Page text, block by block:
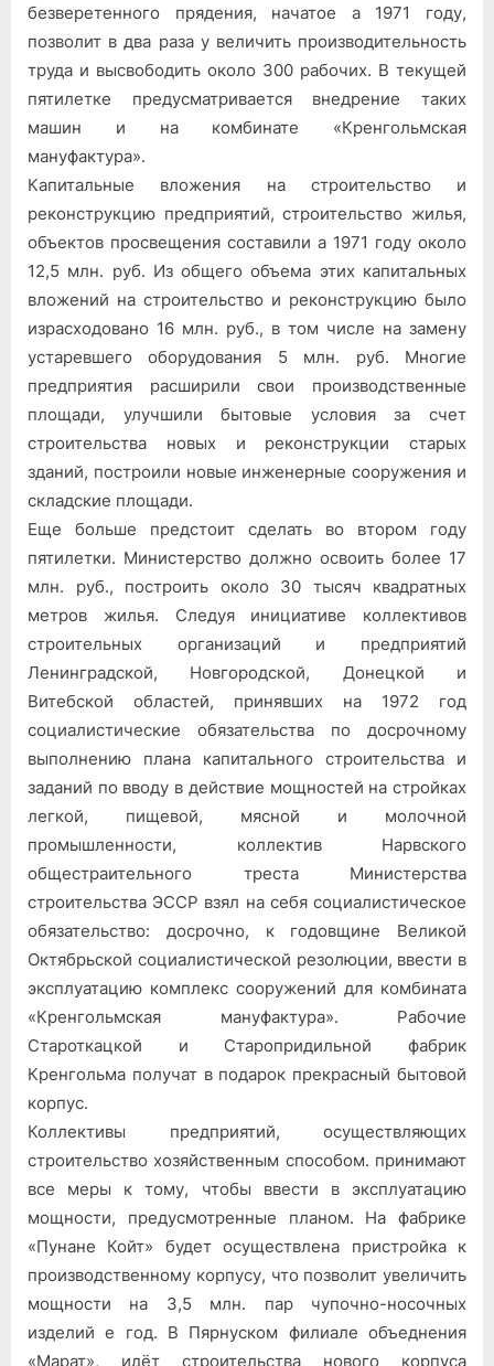
безверетенного прядения, начатое а 1971 году,
позволит в два раза у величить производительность
труда и высвободить около 300 рабочих. В текущей
пятилетке предусматривается внедрение таких
машин и на комбинате «Кренгольмская
мануфактура».
Капитальные вложения на строительство и
реконструкцию предприятий, строительство жилья,
объектов просвещения составили а 1971 году около
12,5 млн. руб. Из общего объема этих капитальных
вложений на строительство и реконструкцию было
израсходовано 16 млн. руб., в том числе на замену
устаревшего оборудования 5 млн. руб. Многие
предприятия расширили свои производственные
площади, улучшили бытовые условия за счет
строительства новых и реконструкции старых
зданий, построили новые инженерные сооружения и
складские площади.
Еще больше предстоит сделать во втором году
пятилетки. Министерство должно освоить более 17
млн. руб., построить около 30 тысяч квадратных
метров жилья. Следуя инициативе коллективов
строительных организаций и предприятий
Ленинградской, Новгородской, Донецкой и
Витебской областей, принявших на 1972 год
социалистические обязательства по досрочному
выполнению плана капитального строительства и
заданий по вводу в действие мощностей на стройках
легкой, пищевой, мясной и молочной
промышленности, коллектив Нарвского
общестраительного треста Министерства
строительства ЭССР взял на себя социалистическое
обязательство: досрочно, к годовщине Великой
Октябрьской социалистической резолюции, ввести в
эксплуатацию комплекс сооружений для комбината
«Кренгольмская мануфактура». Рабочие
Староткацкой и Старопридильной фабрик
Кренгольма получат в подарок прекрасный бытовой
корпус.
Коллективы предприятий, осуществляющих
строительство хозяйственным способом. принимают
все меры к тому, чтобы ввести в эксплуатацию
мощности, предусмотренные планом. На фабрике
«Пунане Койт» будет осуществлена пристройка к
производственному корпусу, что позволит увеличить
мощности на 3,5 млн. пар чупочно-носочных
изделий е год. В Пярнуском филиале объеднения
«Марат», идёт строительства нового корпуса